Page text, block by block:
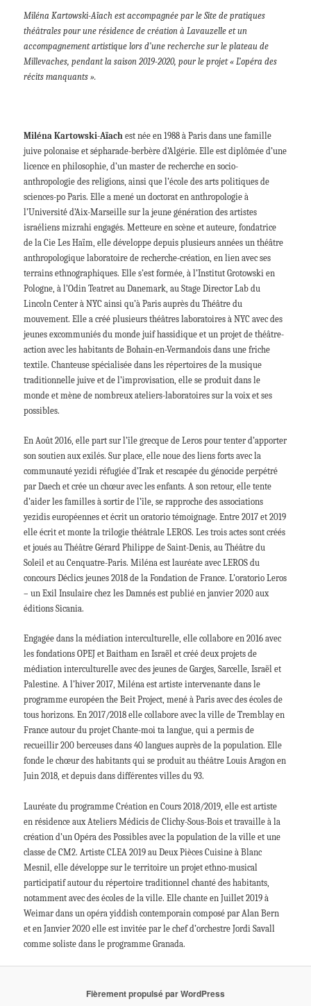
Miléna Kartowski-Aïach est accompagnée par le Site de pratiques
théâtrales pour une résidence de création à Lavauzelle et un
accompagnement artistique lors d’une recherche sur le plateau de
Millevaches, pendant la saison 2019-2020, pour le projet « L’opéra des
récits manquants ».
Miléna Kartowski-Aïach est née en 1988 à Paris dans une famille
juive polonaise et sépharade-berbère d’Algérie. Elle est diplômée d’une
licence en philosophie, d’un master de recherche en socio-
anthropologie des religions, ainsi que l’école des arts politiques de
sciences-po Paris. Elle a mené un doctorat en anthropologie à
l’Université́ d’Aix-Marseille sur la jeune génération des artistes
israéliens mizrahi engagés. Metteure en scène et auteure, fondatrice
de la Cie Les Haïm, elle développe depuis plusieurs années un théâtre
anthropologique laboratoire de recherche-création, en lien avec ses
terrains ethnographiques. Elle s’est formée, à l’Institut Grotowski en
Pologne, à l’Odin Teatret au Danemark, au Stage Director Lab du
Lincoln Center à NYC ainsi qu’à Paris auprès du Théâtre du
mouvement. Elle a créé plusieurs théâtres laboratoires à NYC avec des
jeunes excommuniés du monde juif hassidique et un projet de théâtre-
action avec les habitants de Bohain-en-Vermandois dans une friche
textile. Chanteuse spécialisée dans les répertoires de la musique
traditionnelle juive et de l’improvisation, elle se produit dans le
monde et mène de nombreux ateliers-laboratoires sur la voix et ses
possibles.
En Août 2016, elle part sur l’île grecque de Leros pour tenter d’apporter
son soutien aux exilés. Sur place, elle noue des liens forts avec la
communauté yezidi réfugiée d’Irak et rescapée du génocide perpétré
par Daech et crée un chœur avec les enfants. A son retour, elle tente
d’aider les familles à sortir de l’île, se rapproche des associations
yezidis européennes et écrit un oratorio témoignage. Entre 2017 et 2019
elle écrit et monte la trilogie théâtrale LEROS. Les trois actes sont créés
et joués au Théâtre Gérard Philippe de Saint-Denis, au Théâtre du
Soleil et au Cenquatre-Paris. Miléna est lauréate avec LEROS du
concours Déclics jeunes 2018 de la Fondation de France. L’oratorio Leros
– un Exil Insulaire chez les Damnés est publié en janvier 2020 aux
éditions Sicania.
Engagée dans la médiation interculturelle, elle collabore en 2016 avec
les fondations OPEJ et Baitham en Israël et créé deux projets de
médiation interculturelle avec des jeunes de Garges, Sarcelle, Israël et
Palestine. A l’hiver 2017, Miléna est artiste intervenante dans le
programme européen the Beit Project, mené à Paris avec des écoles de
tous horizons. En 2017/2018 elle collabore avec la ville de Tremblay en
France autour du projet Chante-moi ta langue, qui a permis de
recueillir 200 berceuses dans 40 langues auprès de la population. Elle
fonde le chœur des habitants qui se produit au théâtre Louis Aragon en
Juin 2018, et depuis dans différentes villes du 93.
Lauréate du programme Création en Cours 2018/2019, elle est artiste
en résidence aux Ateliers Médicis de Clichy-Sous-Bois et travaille à la
création d’un Opéra des Possibles avec la population de la ville et une
classe de CM2. Artiste CLEA 2019 au Deux Pièces Cuisine à Blanc
Mesnil, elle développe sur le territoire un projet ethno-musical
participatif autour du répertoire traditionnel chanté des habitants,
notamment avec des écoles de la ville. Elle chante en Juillet 2019 à
Weimar dans un opéra yiddish contemporain composé par Alan Bern
et en Janvier 2020 elle est invitée par le chef d’orchestre Jordi Savall
comme soliste dans le programme Granada.
Fièrement propulsé par WordPress